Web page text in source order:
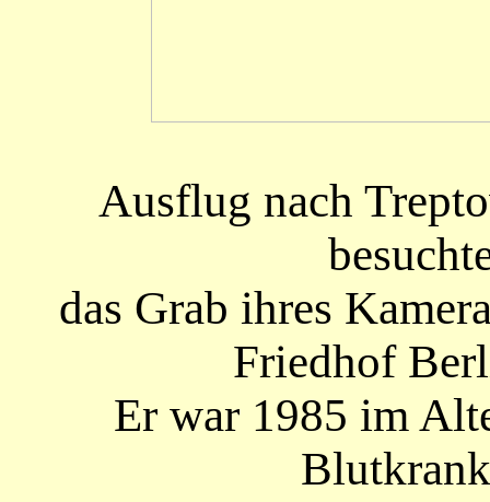
Ausflug nach
das Grab ihres
Friedhof
Er war 1985 im